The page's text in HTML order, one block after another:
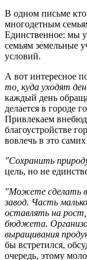
В одном письме
многодетным
Единственное: мы
семьям земельные
условий.
А вот интересное
то, куда уходят
каждый день
делается в городе
Привлекаем
благоустройстве
вовлечь в это
"Сохранить
цель, но не
"Можете сделать
завод. Часть
оставлять на
бюджета.
выращивания
бы встретился,
очередь, этому